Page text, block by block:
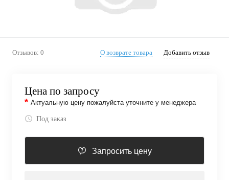
Отзывов: 0 О возврате товара Добавить отзыв
Цена по запросу
* Актуальную цену пожалуйста уточните у менеджера
Под заказ
Запросить цену